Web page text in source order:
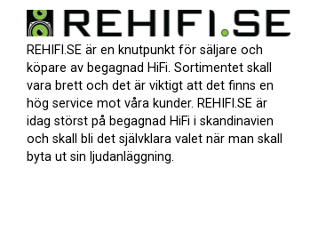
REHIFI.SE är en knutpunkt för säljare och
köpare av begagnad HiFi. Sortimentet skall
vara brett och det är viktigt att det finns en
hög service mot våra kunder. REHIFI.SE är
idag störst på begagnad HiFi i skandinavien
och skall bli det självklara valet när man skall
byta ut sin ljudanläggning.